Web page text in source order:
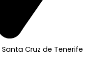
Santa Cruz de Tenerife